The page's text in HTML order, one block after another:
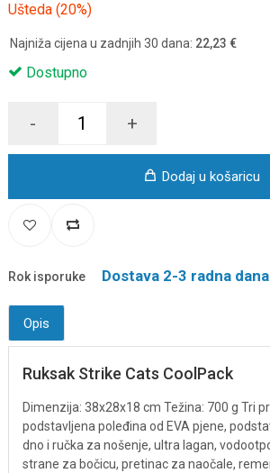
Ušteda (20%)
Najniža cijena u zadnjih 30 dana: 22,23 €
Dostupno
- +
Dodaj u košaricu
Rok isporuke Dostava 2-3 radna dana
Opis
Ruksak Strike Cats CoolPack
Dimenzija: 38x28x18 cm Težina: 700 g Tri
podstavljena poleđina od EVA pjene,
dno i ručka za nošenje, ultra lagan,
strane za bočicu, pretinac za naočale,